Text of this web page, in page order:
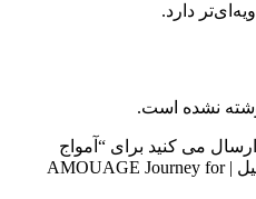
دارد.
نشده است.
می کنید برای “آمواج
جورنی مردانه (آمواژ ژورنی) 33میل | AMOUAGE Journey for